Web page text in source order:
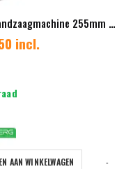
Eggenberg EBS2750 Stationaire bandzaagmachine 255mm 400V + 3x GRATIS Eggenberg Lintzagen
incl.
AAN WINKELWAGEN -